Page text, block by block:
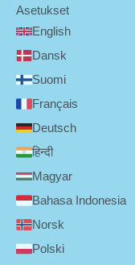
Asetukset
English
Dansk
Suomi
Français
Deutsch
हिन्दी
Magyar
Bahasa Indonesia
Norsk
Polski